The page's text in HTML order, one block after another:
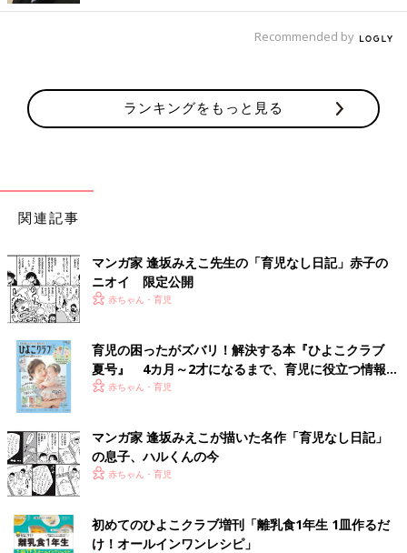
Recommended by
ランキングをもっと見る
関連記事
マンガ家 逢坂みえこ先生の「育児なし日記」赤子の
ニオイ 限定公開
赤ちゃん・育児
育児の困ったがズバリ！解決する本『ひよこクラブ
夏号』 4カ月～2才になるまで、育児に役立つ情報が
いっぱい！
赤ちゃん・育児
マンガ家 逢坂みえこが描いた名作「育児なし日記」
の息子、ハルくんの今
赤ちゃん・育児
初めてのひよこクラブ増刊「離乳食1年生 1皿作るだ
け！オールインワン​レシピ」